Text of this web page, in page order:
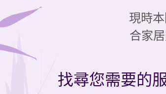
現時
合家
找尋您需要的